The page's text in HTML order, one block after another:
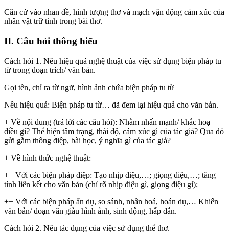
Căn cứ vào nhan đề, hình tượng thơ và mạch vận động cảm xúc của
nhân vật trữ tình trong bài thơ.
II. Câu hỏi thông hiểu
Cách hỏi 1. Nêu hiệu quả nghệ thuật của việc sử dụng biện pháp tu
từ trong đoạn trích/ văn bản.
Gọi tên, chỉ ra từ ngữ, hình ảnh chứa biện pháp tu từ
Nêu hiệu quả: Biện pháp tu từ… đã đem lại hiệu quả cho văn bản.
+ Về nội dung (trả lời các câu hỏi): Nhằm nhấn mạnh/ khắc hoạ
điều gì? Thể hiện tâm trạng, thái độ, cảm xúc gì của tác giả? Qua đó
gửi gắm thông điệp, bài học, ý nghĩa gì của tác giả?
+ Về hình thức nghệ thuật:
++ Với các biện pháp điệp: Tạo nhịp điệu,…; giọng điệu,…; tăng
tính liên kết cho văn bản (chỉ rõ nhịp điệu gì, giọng điệu gì);
++ Với các biện pháp ẩn dụ, so sánh, nhân hoá, hoán dụ,… Khiến
văn bản/ đoạn văn giàu hình ảnh, sinh động, hấp dẫn.
Cách hỏi 2. Nêu tác dụng của việc sử dụng thể thơ.